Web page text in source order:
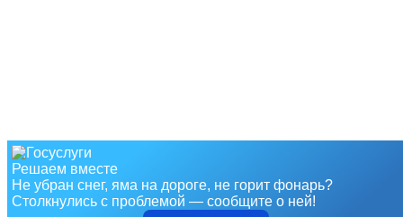
Решаем вместе
Не убран снег, яма на дороге, не горит фонарь?
Столкнулись с проблемой — сообщите о ней!